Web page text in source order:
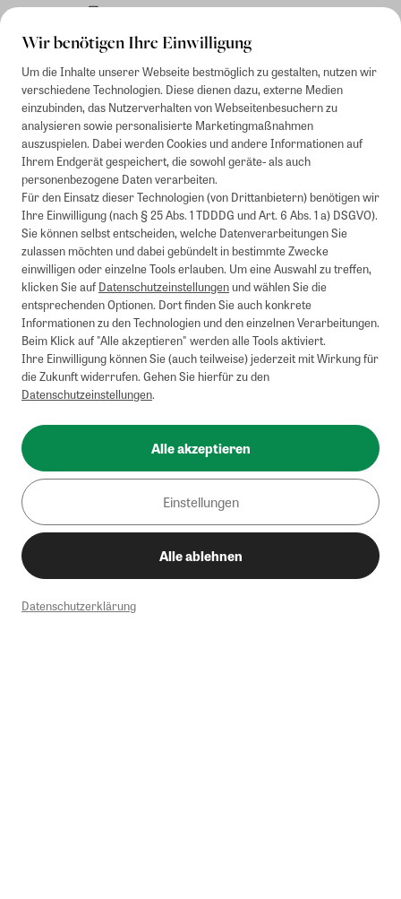
Wir benötigen Ihre Einwilligung
Um die Inhalte unserer Webseite bestmöglich zu gestalten, nutzen wir
verschiedene Technologien. Diese dienen dazu, externe Medien
einzubinden, das Nutzerverhalten von Webseitenbesuchern zu
analysieren sowie personalisierte Marketingmaßnahmen
auszuspielen. Dabei werden Cookies und andere Informationen auf
Ihrem Endgerät gespeichert, die sowohl geräte- als auch
personenbezogene Daten verarbeiten.
Für den Einsatz dieser Technologien (von Drittanbietern) benötigen wir
Ihre Einwilligung (nach § 25 Abs. 1 TDDDG und Art. 6 Abs. 1 a) DSGVO).
Sie können selbst entscheiden, welche Datenverarbeitungen Sie
zulassen möchten und dabei gebündelt in bestimmte Zwecke
einwilligen oder einzelne Tools erlauben. Um eine Auswahl zu treffen,
klicken Sie aufDatenschutzeinstellungenund wählen Sie die
entsprechenden Optionen. Dort finden Sie auch konkrete
Informationen zu den Technologien und den einzelnen Verarbeitungen.
Beim Klick auf "Alle akzeptieren" werden alle Tools aktiviert.
Ihre Einwilligung können Sie (auch teilweise) jederzeit mit Wirkung für
die Zukunft widerrufen. Gehen Sie hierfür zu den
Datenschutzeinstellungen.
Alle akzeptieren
Einstellungen
Alle ablehnen
Datenschutzerklärung
Rechnung